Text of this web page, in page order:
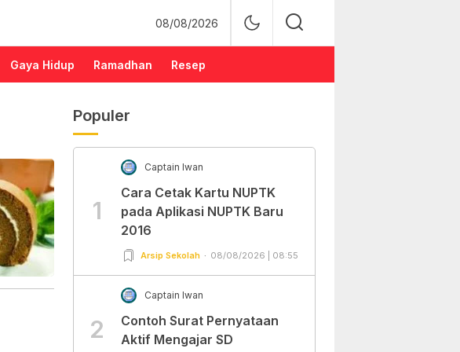
08/08/2026
Gaya Hidup Ramadhan Resep
Populer
1
Captain Iwan
Cara Cetak Kartu NUPTK
pada Aplikasi NUPTK Baru
2016
Arsip Sekolah 08/08/2026 | 08:55
2
Captain Iwan
Contoh Surat Pernyataan
Aktif Mengajar SD